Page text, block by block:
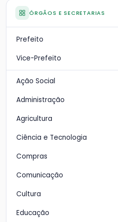
ÓRGÃOS E SECRETARIAS
Prefeito
Vice-Prefeito
Ação Social
Administração
Agricultura
Ciência e Tecnologia
Compras
Comunicação
Cultura
Educação